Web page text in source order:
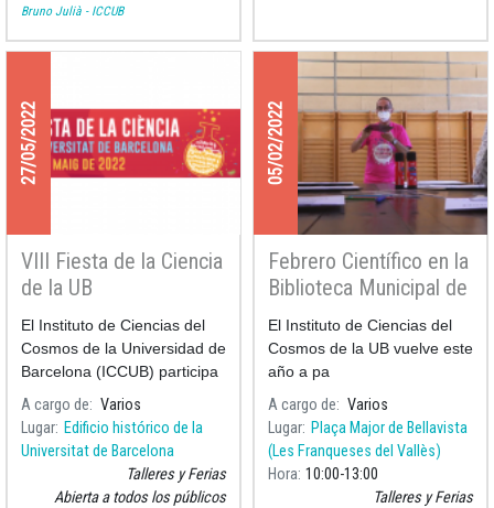
Bruno Julià - ICCUB
27/05/2022
VIII Fiesta de la Ciencia
de la UB
El Instituto de Ciencias del
Cosmos de la Universidad de
Barcelona (ICCUB) participa
en la
A cargo de
Varios
Lugar Edificio histórico de la
Universitat de Barcelona
Talleres y Ferias
Abierta a todos los públicos
05/02/2022
Febrero Científico en la
Biblioteca Municipal de
Bellavista
El Instituto de Ciencias del
Cosmos de la UB vuelve este
año a pa
A cargo de
Varios
Lugar Plaça Major de Bellavista
(Les Franqueses del Vallès)
Hora 10:00 13:00
Talleres y Ferias